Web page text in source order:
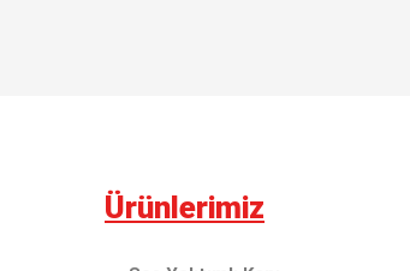
Ürünlerimiz